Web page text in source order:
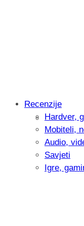
Recenzije
Hardver,
Mobiteli,
Audio,
Savjeti
Igre,